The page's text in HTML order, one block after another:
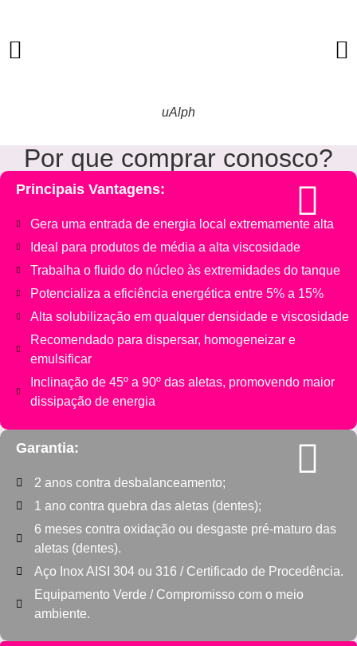
uAlph
Por que comprar conosco?
Principais Vantagens:
Gera uma entrada de energia local extremamente alta
Ideal para produtos de média a alta viscosidade
Trabalha o fluido do núcleo às extremidades do tanque
Potencializa a eficiência energética entre 5% a 15%
Alta solubilização em qualquer densidade e viscosidade
Recomendado para dispersar, homogeneizar e
emulsificar
Inclinação de 45º a 90º das aletas, promovendo maior
dissipação de energia
Garantia:
2 anos contra desbalanceamento;
1 ano contra quebra das aletas (dentes);
6 meses contra oxidação ou desgaste pré-maturo das
aletas (dentes).
Aço Inox AISI 304 ou 316 / Certificado de Procedência.​
Equipamento Verde / Compromisso com o meio
ambiente.